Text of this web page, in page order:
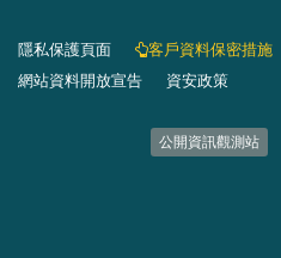
隱私保護頁面​ 客戶資料保密措施
網站資料開放宣告
資安政策
公開資訊觀測